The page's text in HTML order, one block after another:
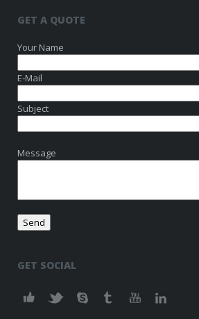
GET A QUOTE
Your Name
E-Mail
Subject
Message
GET SOCIAL